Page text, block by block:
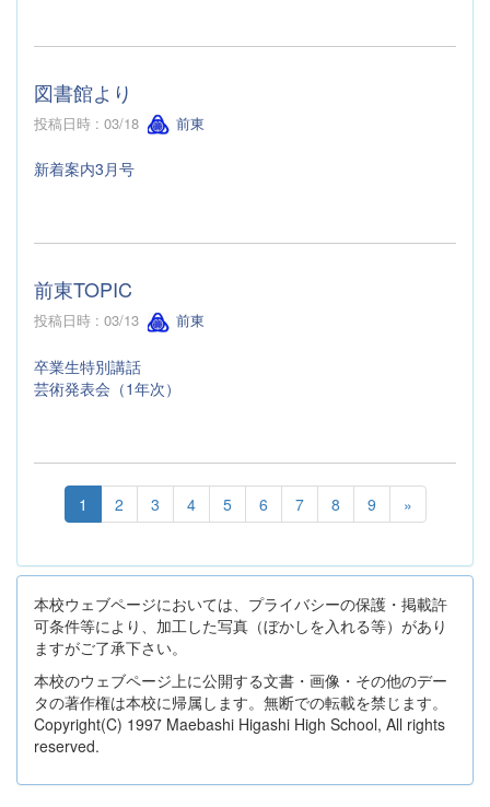
図書館より
投稿日時 : 03/18 前東
新着案内3月号
前東TOPIC
投稿日時 : 03/13 前東
卒業生特別講話
芸術発表会（1年次）
1 2 3 4 5 6 7 8 9 »
本校ウェブページにおいては、プライバシーの保護・掲載許
可条件等により、加工した写真（ぼかしを入れる等）があり
ますがご了承下さい。
本校のウェブページ上に公開する文書・画像・その他のデー
タの著作権は本校に帰属します。無断での転載を禁じます。
Copyright(C) 1997 Maebashi Higashi High School, All rights
reserved.